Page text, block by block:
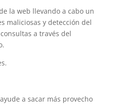
la web llevando a cabo un
maliciosas y detección del
a través del
a sacar más provecho